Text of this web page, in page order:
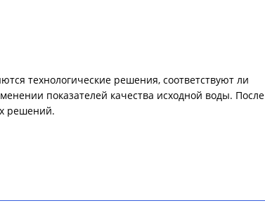
технологические решения, соответствуют ли
показателей качества исходной воды. После
решений.